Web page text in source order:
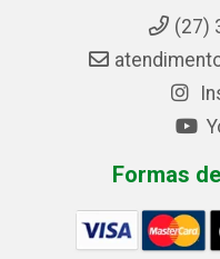
(27)
Formas